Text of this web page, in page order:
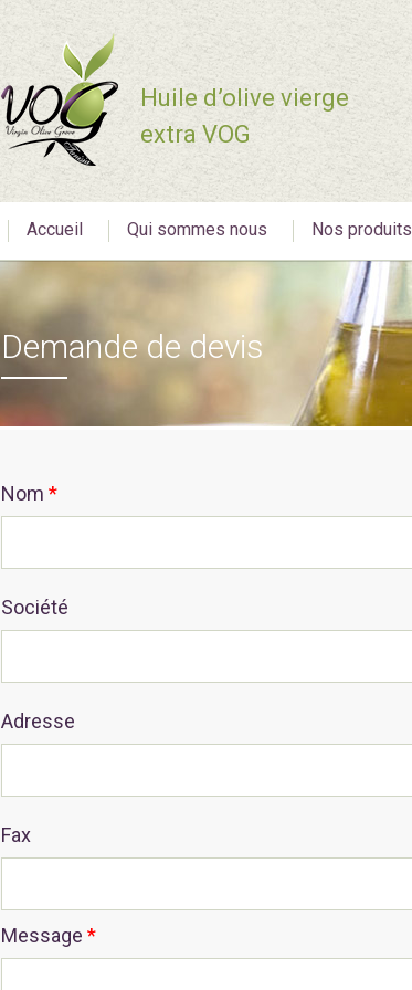
Huile d’olive vierge
extra VOG
Accueil Qui sommes nous Nos produits
Demande de devis
Nom *
Société
Adresse
Fax
Message *